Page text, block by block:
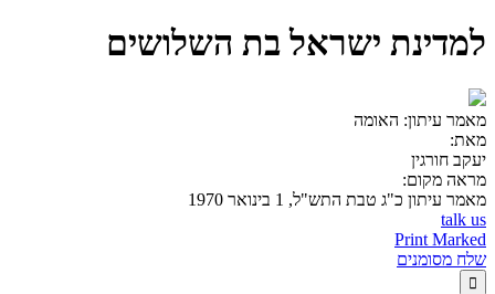
למדינת ישראל בת השלושים
מאמר עיתון: האומה
מאת:
יעקב חורגין
מראה מקום:
מאמר עיתון כ"ג טבת התש"ל, 1 בינואר 1970
talk us
Print Marked
שלח מסומנים
